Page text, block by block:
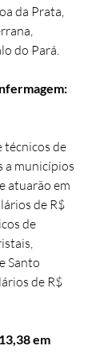
da Prata,
do Pará.
técnicos de
a municípios
atuarão em
de R$
de
Santo
de R$
em